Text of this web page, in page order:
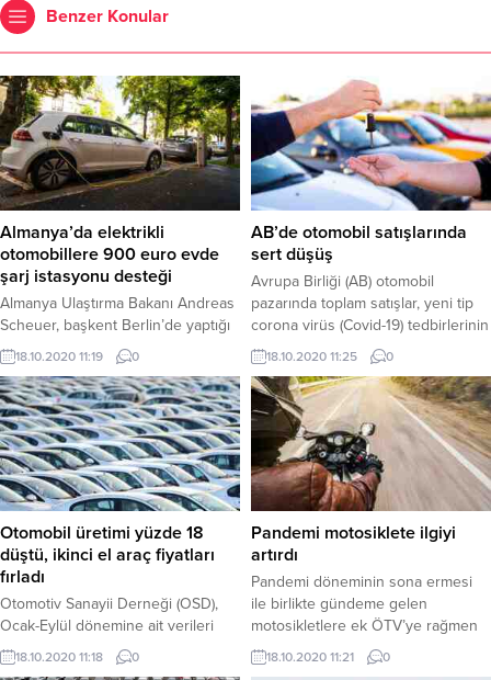
Benzer Konular
Almanya’da elektrikli
otomobillere 900 euro evde
şarj istasyonu desteği
Almanya Ulaştırma Bakanı Andreas
Scheuer, başkent Berlin’de yaptığı
açıklamada, federal hükümetin ev
ve apartmanların özel park
alanlarında elektrikli otomobiller için
akıllı bir şarj istasyonu kurmasını
teşvik edeceğini belirtti.
18.10.2020 11:19 0
AB’de otomobil satışlarında
sert düşüş
Avrupa Birliği (AB) otomobil
pazarında toplam satışlar, yeni tip
corona virüs (Covid-19) tedbirlerinin
devam ettiği ağustos ayında
2019'un aynı dönemine göre yüzde
18,9 azaldı.
18.10.2020 11:25 0
Otomobil üretimi yüzde 18
düştü, ikinci el araç fiyatları
fırladı
Otomotiv Sanayii Derneği (OSD),
Ocak-Eylül dönemine ait verileri
açıkladı. OSD’nin açıkladığı verilere
göre otomobil üretimi geçen yılın
18.10.2020 11:18 0
Pandemi motosiklete ilgiyi
artırdı
Pandemi döneminin sona ermesi
ile birlikte gündeme gelen
motosikletlere ek ÖTV’ye rağmen
yaz aylarında motosiklet satışları
her geçen ay yükseldi. Ağustos
18.10.2020 11:21 0